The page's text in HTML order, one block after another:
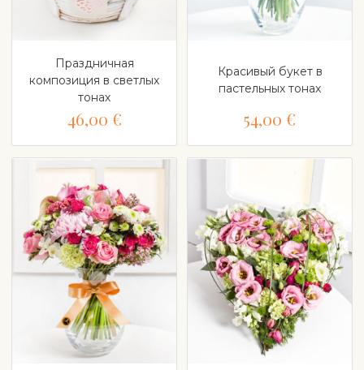
Праздничная
композиция в светлых
тонах
46,00 €
Красивый букет в
пастельных тонах
54,00 €